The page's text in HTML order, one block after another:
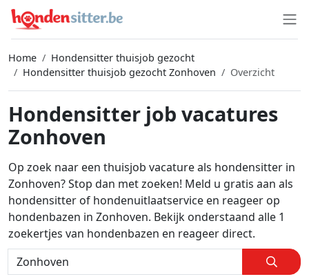
Home
Hondensitter thuisjob gezocht
Hondensitter thuisjob gezocht Zonhoven
Overzicht
Hondensitter job vacatures
Zonhoven
Op zoek naar een thuisjob vacature als hondensitter in
Zonhoven? Stop dan met zoeken! Meld u gratis aan als
hondensitter of hondenuitlaatservice en reageer op
hondenbazen in Zonhoven. Bekijk onderstaand alle 1
zoekertjes van hondenbazen en reageer direct.